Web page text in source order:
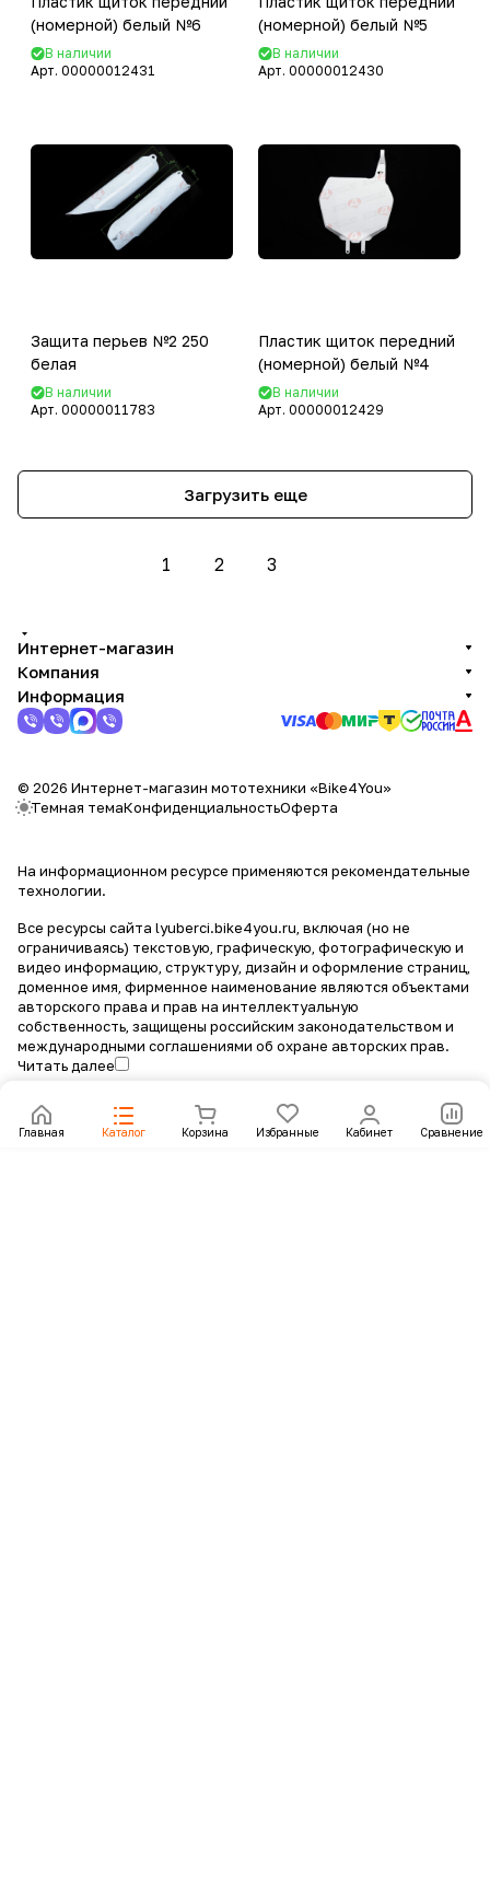
(номерной) белый №6
В наличии
Арт. 00000012431
(номерной) белый №5
В наличии
Арт. 00000012430
Защита перьев №2 250
белая
В наличии
Арт. 00000011783
Пластик щиток передний
(номерной) белый №4
В наличии
Арт. 00000012429
Загрузить еще
1 2 3
Главная Каталог Корзина Избранные Кабинет Сравнение
Интернет-магазин
Компания
Информация
© 2026 Интернет-магазин мототехники «Bike4You»
Темная темаКонфиденциальностьОферта
На информационном ресурсе применяются рекомендательные
технологии.
Все ресурсы сайта lyuberci.bike4you.ru, включая (но не
ограничиваясь) текстовую, графическую, фотографическую и
видео информацию, структуру, дизайн и оформление страниц,
доменное имя, фирменное наименование являются объектами
авторского права и прав на интеллектуальную
собственность, защищены российским законодательством и
международными соглашениями об охране авторских прав.
Читать далее